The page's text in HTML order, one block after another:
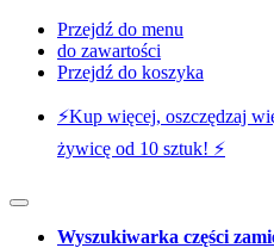
Przejdź do menu
do zawartości
Przejdź do koszyka
⚡️Kup więcej, oszczędzaj
żywicę od 10 sztuk! ⚡️
Wyszukiwarka części